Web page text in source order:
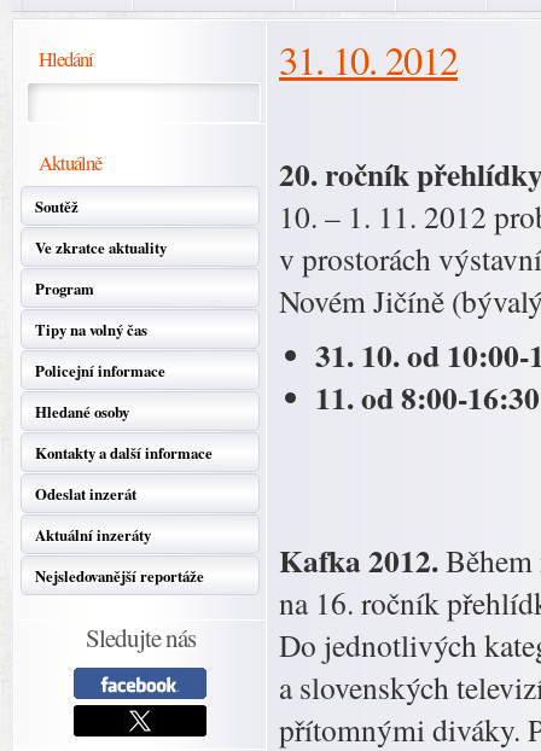
Hledání
Aktuálně
Soutěž
Ve zkratce aktuality
Program
Tipy na volný čas
Policejní informace
Hledané osoby
Kontakty a další informace
Odeslat inzerát
Aktuální inzeráty
Nejsledovanější reportáže
Sledujte nás
31. 10. 2012
20. ročník
10. – 1. 11. 2012
v prostorách
Novém Jičíně
31. 10. od
11. od 8:00-
Kafka 2012.
na 16. ročník
Do jednotlivých
a slovenských
přítomnými diváky.